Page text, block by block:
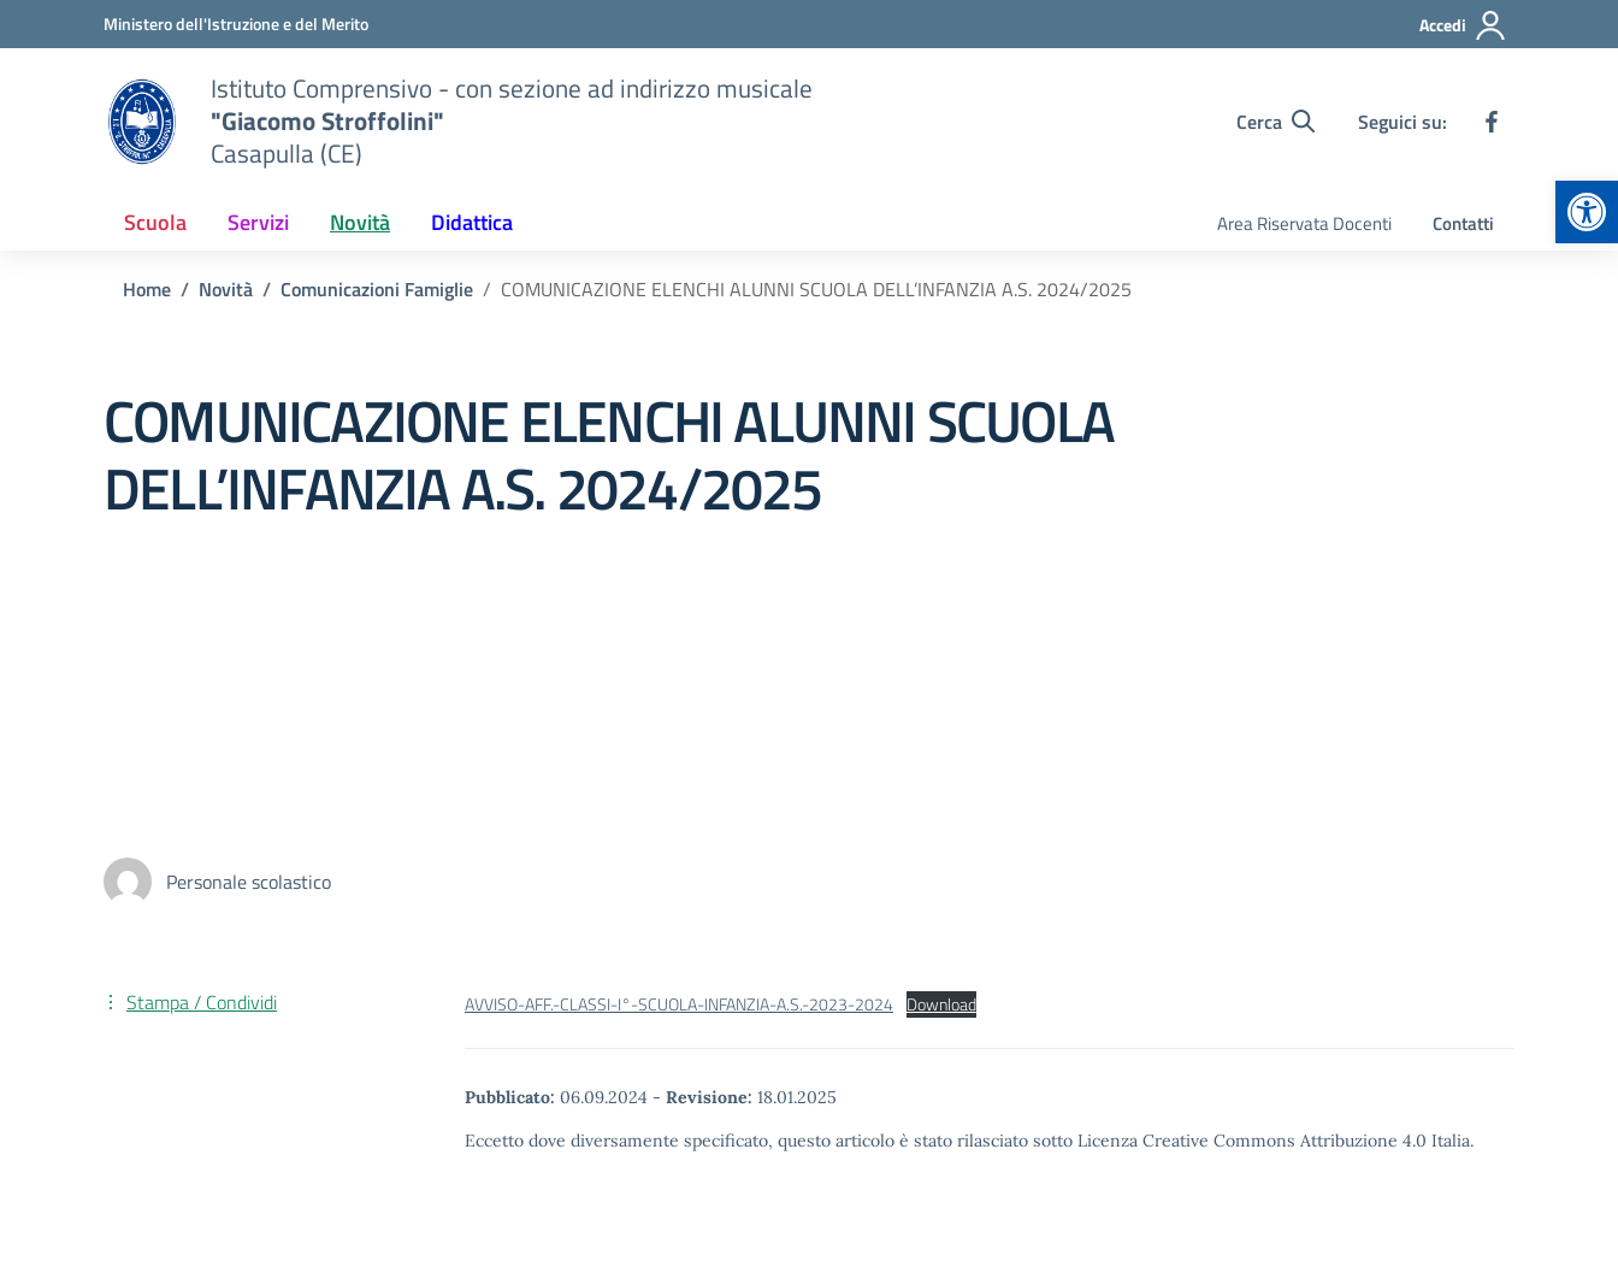
Vai ai contenuti
Vai al menu di navigazioneMinistero dell'Istruzione e del Merito Accedi
Istituto Comprensivo - con sezione ad indirizzo musicale
"Giacomo Stroffolini"
Casapulla (CE)
Cerca Seguici su:
Scuola Servizi Novità Didattica Area Riservata Docenti Contatti
Home Novità Comunicazioni Famiglie COMUNICAZIONE ELENCHI ALUNNI SCUOLA DELL’INFANZIA A.S. 2024/2025
COMUNICAZIONE ELENCHI ALUNNI SCUOLA
DELL’INFANZIA A.S. 2024/2025
Personale scolastico
AVVISO-AFF.-CLASSI-I°-SCUOLA-INFANZIA-A.S.-2023-2024 Download
Pubblicato: 06.09.2024 - Revisione: 18.01.2025
Eccetto dove diversamente specificato, questo articolo è stato rilasciato sotto Licenza Creative Commons Attribuzione 4.0 Italia.
Stampa / Condividi